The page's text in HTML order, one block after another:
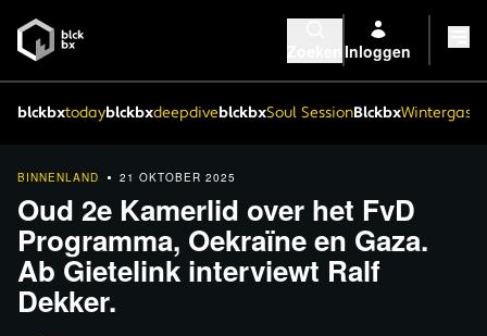
Inloggen
blckbxtodayblckbxdeepdiveblckbxSoul SessionBlckbx
BINNENLAND 21 OKTOBER 2025
Oud 2e Kamerlid over het FvD
Programma, Oekraïne en Gaza.
Ab Gietelink interviewt Ralf
Dekker.